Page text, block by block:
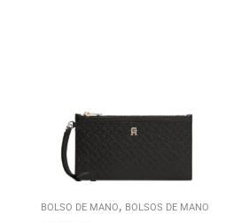
BOLSO DE MANO, BOLSOS DE MANO